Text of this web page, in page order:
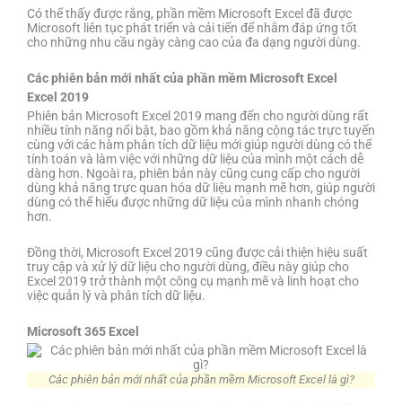
Có thể thấy được rằng, phần mềm Microsoft Excel đã được
Microsoft liên tục phát triển và cải tiến để nhằm đáp ứng tốt
cho những nhu cầu ngày càng cao của đa dạng người dùng.
Các phiên bản mới nhất của phần mềm Microsoft Excel
Excel 2019
Phiên bản Microsoft Excel 2019 mang đến cho người dùng rất
nhiều tính năng nổi bật, bao gồm khả năng cộng tác trực tuyến
cùng với các hàm phân tích dữ liệu mới giúp người dùng có thể
tính toán và làm việc với những dữ liệu của mình một cách dễ
dàng hơn. Ngoài ra, phiên bản này cũng cung cấp cho người
dùng khả năng trực quan hóa dữ liệu mạnh mẽ hơn, giúp người
dùng có thể hiểu được những dữ liệu của mình nhanh chóng
hơn.
Đồng thời, Microsoft Excel 2019 cũng được cải thiện hiệu suất
truy cập và xử lý dữ liệu cho người dùng, điều này giúp cho
Excel 2019 trở thành một công cụ mạnh mẽ và linh hoạt cho
việc quản lý và phân tích dữ liệu.
Microsoft 365 Excel
Các phiên bản mới nhất của phần mềm Microsoft Excel là gì?